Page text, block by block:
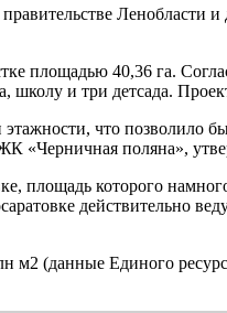
площадью 40,36 га.
и три детсада.
что позволило
«Черничная поляна»,
площадь которого
действительно
м2 (данные Единого